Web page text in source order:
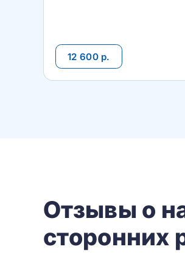
12 600 р.
Отзывы о
сторонних